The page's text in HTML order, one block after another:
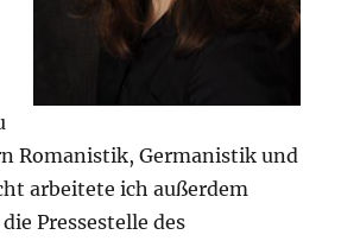
Romanistik, Germanistik und
arbeitete ich außerdem
Pressestelle des